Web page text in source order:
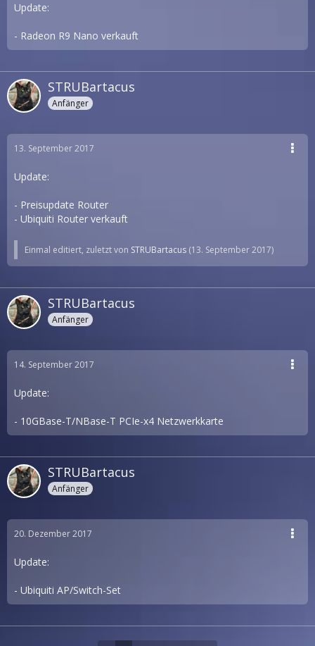
Update:
- Radeon R9 Nano verkauft
STRUBartacus
Anfänger
13. September 2017
Update:
- Preisupdate Router
- Ubiquiti Router verkauft
Einmal editiert, zuletzt von STRUBartacus (13. September 2017)
STRUBartacus
Anfänger
14. September 2017
Update:
- 10GBase-T/NBase-T PCIe-x4 Netzwerkkarte
STRUBartacus
Anfänger
20. Dezember 2017
Update:
- Ubiquiti AP/Switch-Set